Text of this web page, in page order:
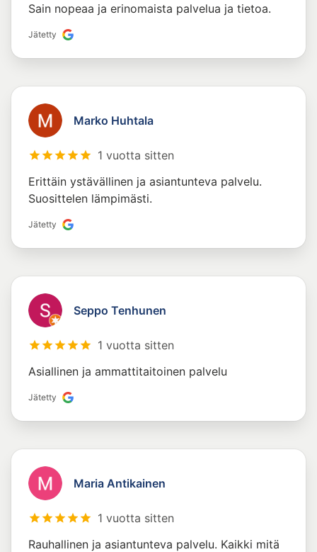
Sain nopeaa ja erinomaista palvelua ja tietoa.
Jätetty
Marko Huhtala
1 vuotta sitten
Erittäin ystävällinen ja asiantunteva palvelu.
Suosittelen lämpimästi.
Jätetty
Seppo Tenhunen
1 vuotta sitten
Asiallinen ja ammattitaitoinen palvelu
Jätetty
Maria Antikainen
1 vuotta sitten
Rauhallinen ja asiantunteva palvelu. Kaikki mitä